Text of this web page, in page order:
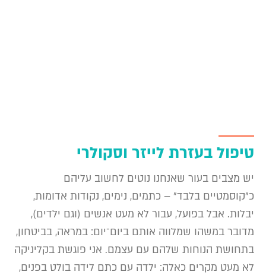
טיפול בעזרת לייזר וסקולרי
יש מצבים בעור שאנחנו נוטים לחשוב עליהם
כ"קוסמטיים בלבד" – כתמים, נימים, נקודות אדומות,
יבלות. אבל בפועל, עבור לא מעט אנשים (וגם ילדים),
מדובר במשהו שמלווה אותם ביום־יום: במראה, בביטחון,
בתחושת הנוחות שלהם עם עצמם. אני פוגשת בקליניקה
לא מעט מקרים כאלה: ילדה עם כתם לידה בולט בפנים,